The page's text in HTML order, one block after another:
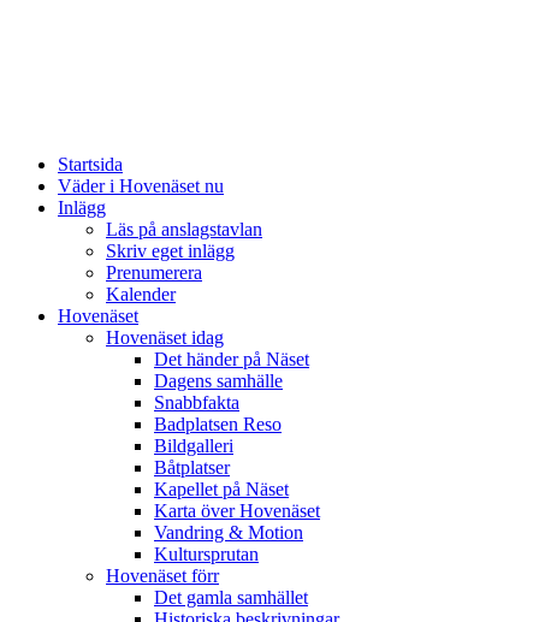
Startsida
Väder i Hovenäset nu
Inlägg
Läs på anslagstavlan
Skriv eget inlägg
Prenumerera
Kalender
Hovenäset
Hovenäset idag
Det händer på Näset
Dagens samhälle
Snabbfakta
Badplatsen Reso
Bildgalleri
Båtplatser
Kapellet på Näset
Karta över Hovenäset
Vandring & Motion
Kultursprutan
Hovenäset förr
Det gamla samhället